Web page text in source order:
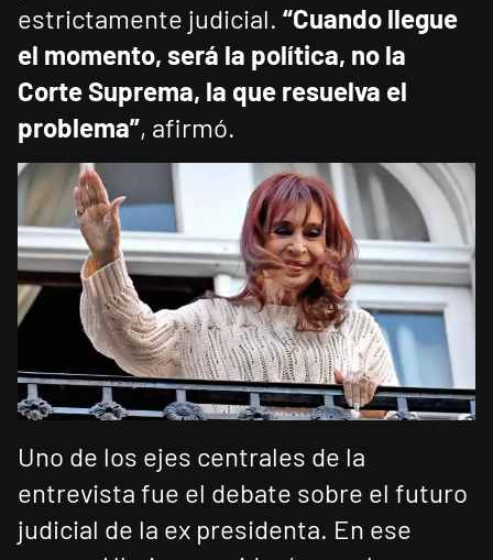
estrictamente judicial. “Cuando llegue
el momento, será la política, no la
Corte Suprema, la que resuelva el
problema”, afirmó.
Uno de los ejes centrales de la
entrevista fue el debate sobre el futuro
judicial de la ex presidenta. En ese